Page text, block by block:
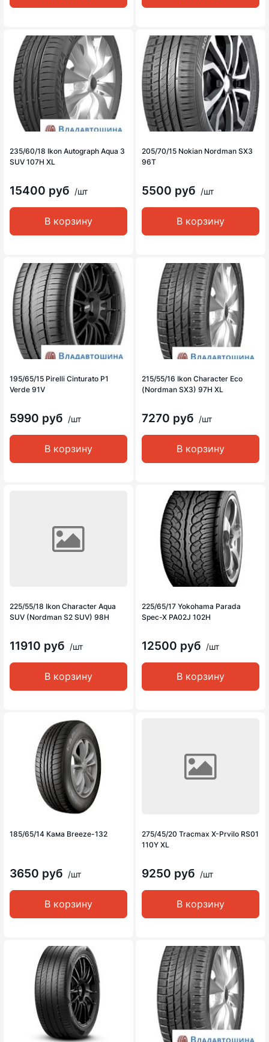
235/60/18 Ikon Autograph Aqua 3
SUV 107H XL
15400 руб /шт
В корзину
205/70/15 Nokian Nordman SX3
96T
5500 руб /шт
В корзину
195/65/15 Pirelli Cinturato P1
Verde 91V
5990 руб /шт
В корзину
215/55/16 Ikon Character Eco
(Nordman SX3) 97H XL
7270 руб /шт
В корзину
225/55/18 Ikon Character Aqua
SUV (Nordman S2 SUV) 98H
11910 руб /шт
В корзину
225/65/17 Yokohama Parada
Spec-X PA02J 102H
12500 руб /шт
В корзину
185/65/14 Кама Breeze-132
3650 руб /шт
В корзину
275/45/20 Tracmax X-Prvilo RS01
110Y XL
9250 руб /шт
В корзину